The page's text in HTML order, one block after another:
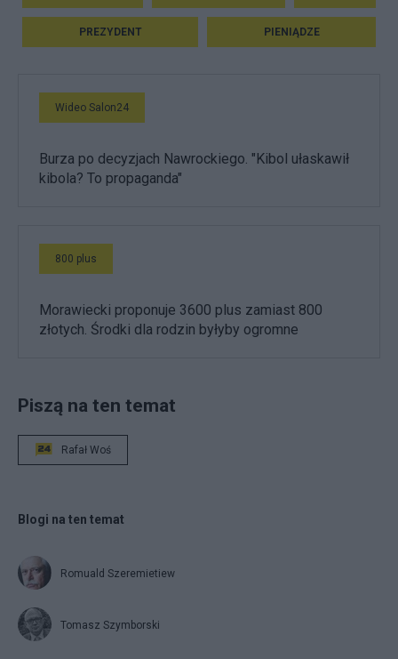
PREZYDENT PIENIĄDZE
Wideo Salon24
Burza po decyzjach Nawrockiego. "Kibol ułaskawił
kibola? To propaganda"
800 plus
Morawiecki proponuje 3600 plus zamiast 800
złotych. Środki dla rodzin byłyby ogromne
Piszą na ten temat
Rafał Woś
Blogi na ten temat
Romuald Szeremietiew
Tomasz Szymborski